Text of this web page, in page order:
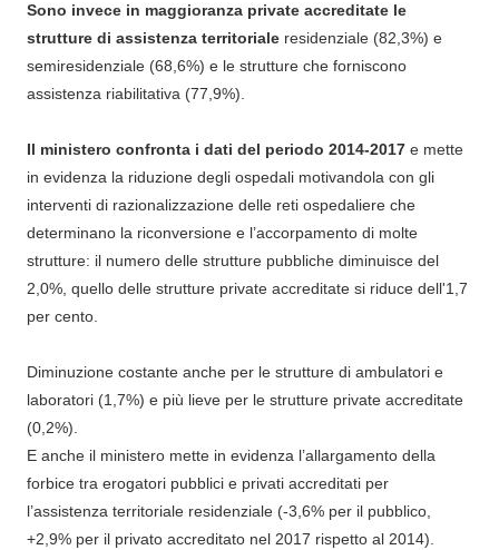
Sono invece in maggioranza private accreditate le
strutture di assistenza territoriale residenziale (82,3%) e
semiresidenziale (68,6%) e le strutture che forniscono
assistenza riabilitativa (77,9%).
Il ministero confronta i dati del periodo 2014-2017 e mette
in evidenza la riduzione degli ospedali motivandola con gli
interventi di razionalizzazione delle reti ospedaliere che
determinano la riconversione e l’accorpamento di molte
strutture: il numero delle strutture pubbliche diminuisce del
2,0%, quello delle strutture private accreditate si riduce dell'1,7
per cento.
Diminuzione costante anche per le strutture di ambulatori e
laboratori (1,7%) e più lieve per le strutture private accreditate
(0,2%).
E anche il ministero mette in evidenza l’allargamento della
forbice tra erogatori pubblici e privati accreditati per
l’assistenza territoriale residenziale (-3,6% per il pubblico,
+2,9% per il privato accreditato nel 2017 rispetto al 2014).